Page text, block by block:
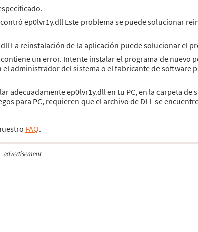
ep0lvr1y.dll Este problema se puede solucionar
La reinstalación de la aplicación puede solucionar el
un error. Intente instalar el programa de nuevo
administrador del sistema o el fabricante de software
adecuadamente ep0lvr1y.dll en tu PC, en la carpeta de
para PC, requieren que el archivo de DLL se
FAQ.
advertisement